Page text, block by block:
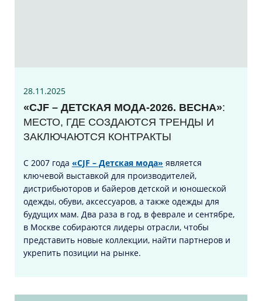
28.11.2025
«CJF – ДЕТСКАЯ МОДА-2026. ВЕСНА»:
МЕСТО, ГДЕ СОЗДАЮТСЯ ТРЕНДЫ И
ЗАКЛЮЧАЮТСЯ КОНТРАКТЫ
С 2007 года «CJF – Детская мода» является
ключевой выставкой для производителей,
дистрибьюторов и байеров детской и юношеской
одежды, обуви, аксессуаров, а также одежды для
будущих мам. Два раза в год, в феврале и сентябре,
в Москве собираются лидеры отрасли, чтобы
представить новые коллекции, найти партнеров и
укрепить позиции на рынке.